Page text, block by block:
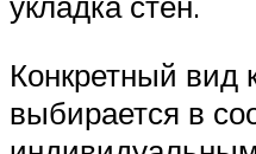
Конкретный вид
выбирается в